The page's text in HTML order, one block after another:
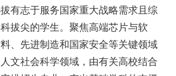
有志于服务国家重大战略需求且综
拔尖的学生。聚焦高端芯片与软
、先进制造和国家安全等关键领域
文社会科学领域，由有关高校结合